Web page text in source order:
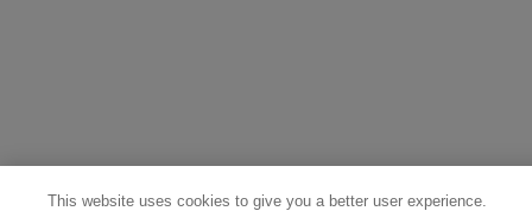
This website uses cookies to give you a better user experience.